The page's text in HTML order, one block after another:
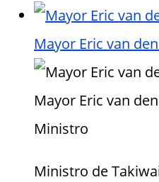
Mayor Eric van
Mayor Eric van
Ministro
Ministro de